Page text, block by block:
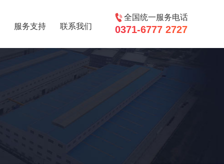
服务支持 联系我们
全国统一服务电话
0371-6777 2727